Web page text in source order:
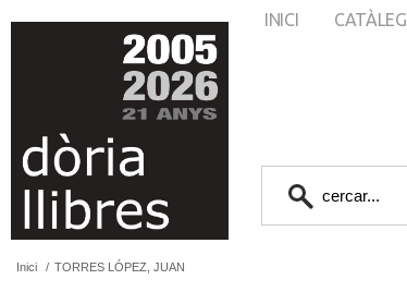
INICI CATÀLEG
Inici / TORRES LÓPEZ, JUAN